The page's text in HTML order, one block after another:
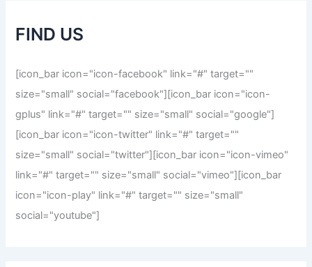
:
FIND US
[icon_bar icon="icon-facebook" link="#" target=""
size="small" social="facebook"][icon_bar icon="icon-
gplus" link="#" target="" size="small" social="google"]
[icon_bar icon="icon-twitter" link="#" target=""
size="small" social="twitter"][icon_bar icon="icon-vimeo"
link="#" target="" size="small" social="vimeo"][icon_bar
icon="icon-play" link="#" target="" size="small"
social="youtube"]